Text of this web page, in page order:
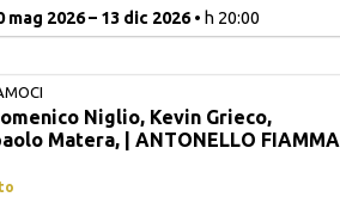
mag 2026 – 13 dic 2026• h 20:00
Niglio, Kevin Grieco,
Matera, | ANTONELLO FIAMMA